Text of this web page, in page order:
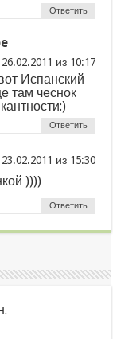
Ответить
из
Испанский
там чеснок
Ответить
из
))))
Ответить